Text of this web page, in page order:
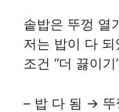
솥밥은 뚜껑 열
저는 밥이 다
조건 “더 끓이
– 밥 다 됨 → 뚜